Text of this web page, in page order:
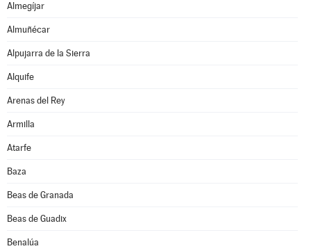
Almegíjar
Almuñécar
Alpujarra de la Sierra
Alquife
Arenas del Rey
Armilla
Atarfe
Baza
Beas de Granada
Beas de Guadix
Benalúa